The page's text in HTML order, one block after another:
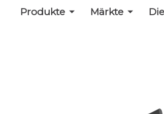
Produkte Märkte